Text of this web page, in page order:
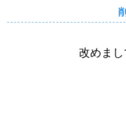
改めまし